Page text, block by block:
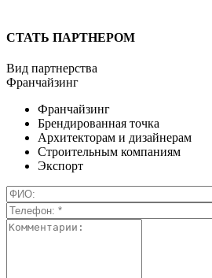
СТАТЬ ПАРТНЕРОМ
Вид партнерства
Франчайзинг
Франчайзинг
Брендированная точка
Архитекторам и дизайнерам
Строительным компаниям
Экспорт